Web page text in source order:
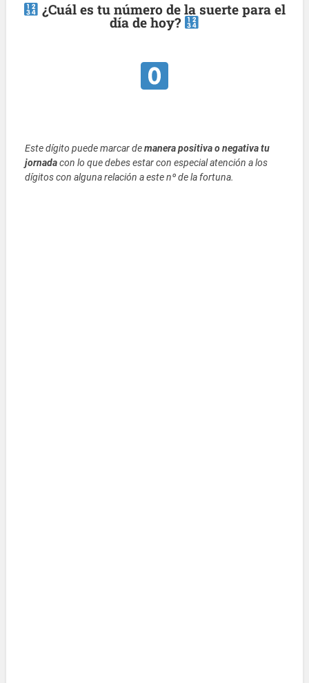
¿Cuál es tu número de la suerte para el
día de hoy?
Este dígito puede marcar demanera positiva o negativa tu
jornadacon lo que debes estar con especial atención a los
dígitos con alguna relación a este nº de la fortuna.